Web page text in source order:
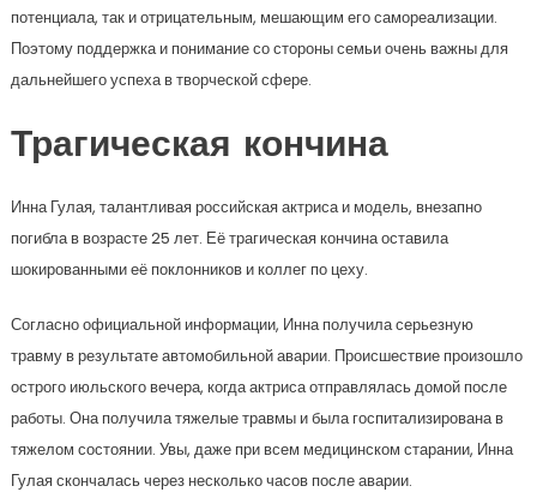
потенциала, так и отрицательным, мешающим его самореализации.
Поэтому поддержка и понимание со стороны семьи очень важны для
дальнейшего успеха в творческой сфере.
Трагическая кончина
Инна Гулая, талантливая российская актриса и модель, внезапно
погибла в возрасте 25 лет. Её трагическая кончина оставила
шокированными её поклонников и коллег по цеху.
Согласно официальной информации, Инна получила серьезную
травму в результате автомобильной аварии. Происшествие произошло
острого июльского вечера, когда актриса отправлялась домой после
работы. Она получила тяжелые травмы и была госпитализирована в
тяжелом состоянии. Увы, даже при всем медицинском старании, Инна
Гулая скончалась через несколько часов после аварии.